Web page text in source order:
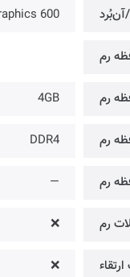
600
رم
رم 4GB
رم DDR4
رم —
رم ❌
❌